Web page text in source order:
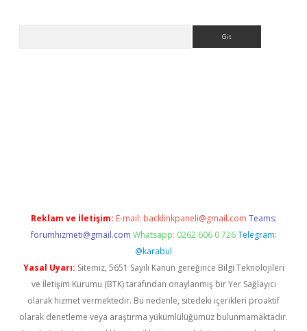
Reklam ve İletişim: E-mail: backlinkpaneli@gmail.com Teams:
forumhizmeti@gmail.com Whatsapp: 0262 606 0 726 Telegram:
@karabul
Yasal Uyarı: Sitemiz, 5651 Sayılı Kanun gereğince Bilgi Teknolojileri
ve İletişim Kurumu (BTK) tarafından onaylanmış bir Yer Sağlayıcı
olarak hizmet vermektedir. Bu nedenle, sitedeki içerikleri proaktif
olarak denetleme veya araştırma yükümlülüğümüz bulunmamaktadır.